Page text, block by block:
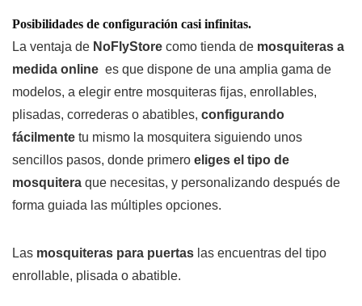
Posibilidades de configuración casi infinitas.
La ventaja de NoFlyStore como tienda de mosquiteras a
medida online es que dispone de una amplia gama de
modelos, a elegir entre mosquiteras fijas, enrollables,
plisadas, correderas o abatibles, configurando
fácilmente tu mismo la mosquitera siguiendo unos
sencillos pasos, donde primero eliges el tipo de
mosquitera que necesitas, y personalizando después de
forma guiada las múltiples opciones.
Las mosquiteras para puertas las encuentras del tipo
enrollable, plisada o abatible.